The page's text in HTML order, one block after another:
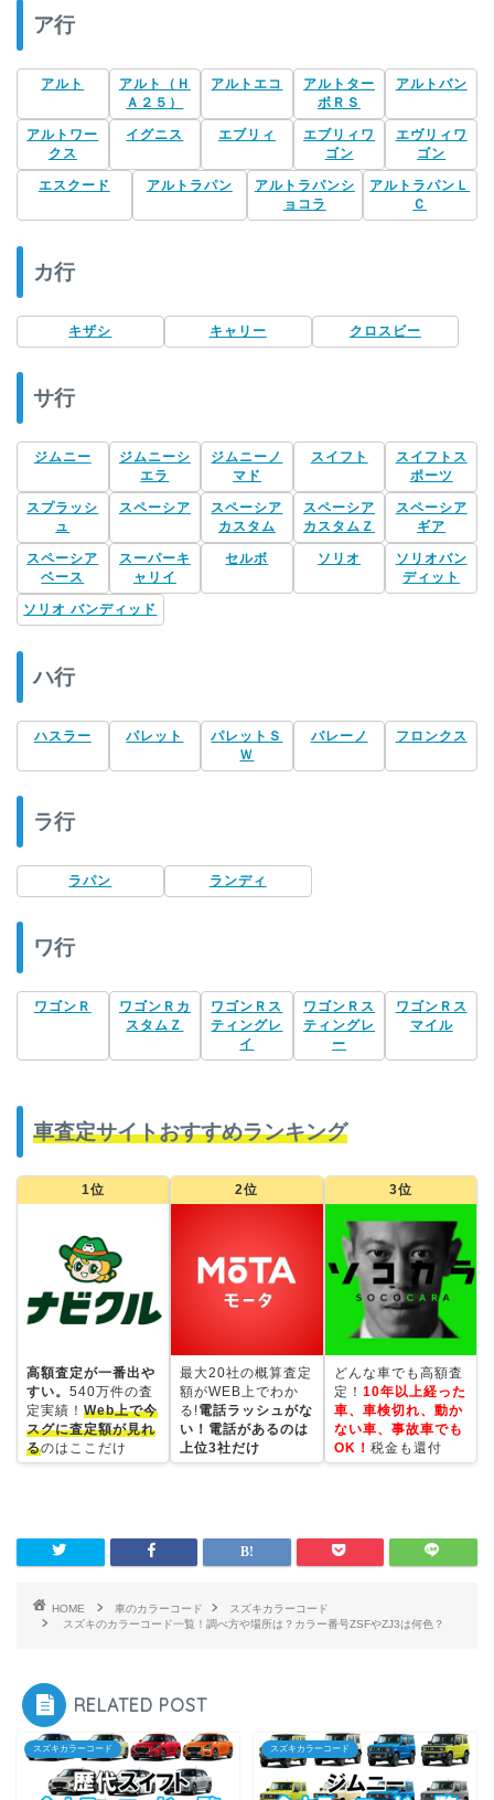
ア行
アルト
アルト（Ｈ
Ａ２５）
アルトエコ
アルトター
ボＲＳ
アルトバン
アルトワー
クス
イグニス エブリィ
エブリィワ
ゴン
エヴリィワ
ゴン
エスクード アルトラパン
アルトラパンシ
ョコラ
アルトラパンＬ
Ｃ
カ行
キザシ キャリー クロスビー
サ行
ジムニー
ジムニーシ
エラ
ジムニーノ
マド
スイフト
スイフトス
ポーツ
スプラッシ
ュ
スペーシア
スペーシア
カスタム
スペーシア
カスタムＺ
スペーシア
ギア
スペーシア
ベース
スーパーキ
ャリイ
セルボ ソリオ
ソリオバン
ディット
ソリオ バンディッド
ハ行
ハスラー パレット
パレットＳ
Ｗ
バレーノ フロンクス
ラ行
ラパン ランディ
ワ行
ワゴンＲ
ワゴンＲカ
スタムＺ
ワゴンＲス
ティングレ
イ
ワゴンＲス
ティングレ
ー
ワゴンＲス
マイル
車査定サイトおすすめランキング
1位
高額査定が一番出や
すい。 540万件の査
定実績！ Web上で今
スグに査定額が見れ
るのはここだけ
2位
最大20社の概算査定
額がWEB上でわか
る!電話ラッシュがな
い！電話があるのは
上位3社だけ
3位
どんな車でも高額査
定！ 10年以上経った
車、車検切れ、動か
ない車、事故車でも
OK！ 税金も還付
HOME 車のカラーコード
スズキカラーコード
スズキのカラーコード一覧！調べ方や場所は？カラー番号ZSFやZJ3は何色？
RELATED POST
スズキカラーコード スズキカラーコード